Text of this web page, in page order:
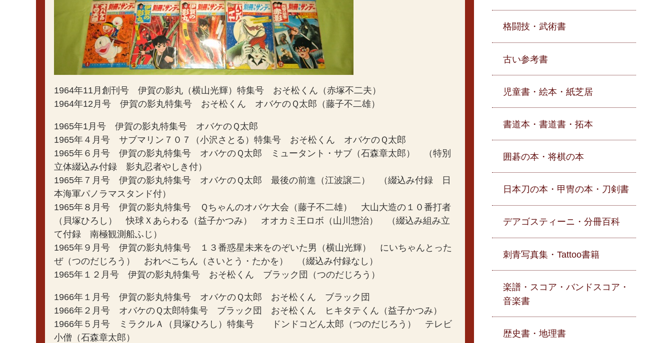
1964年11月創刊号 伊賀の影丸（横山光輝）特集号 おそ松くん（赤塚不二夫）
1964年12月号 伊賀の影丸特集号 おそ松くん オバケのＱ太郎（藤子不二雄）
1965年1月号 伊賀の影丸特集号 オバケのＱ太郎
1965年４月号 サブマリン７０７（小沢さとる）特集号 おそ松くん オバケのＱ太郎
1965年６月号 伊賀の影丸特集号 オバケのＱ太郎 ミュータント・サブ（石森章太郎） （特別
立体綴込み付録 影丸忍者やしき付）
1965年７月号 伊賀の影丸特集号 オバケのＱ太郎 最後の前進（江波譲二） （綴込み付録 日
本海軍パノラマスタンド付）
1965年８月号 伊賀の影丸特集号 Ｑちゃんのオバケ大会（藤子不二雄） 大山大造の１０番打者
（貝塚ひろし） 快球Ｘあらわる（益子かつみ） オオカミ王ロボ（山川惣治） （綴込み組み立
て付録 南極観測船ふじ）
1965年９月号 伊賀の影丸特集号 １３番惑星未来をのぞいた男（横山光輝） にいちゃんとった
ぜ（つのだじろう） おれべこちん（さいとう・たかを） （綴込み付録なし）
1965年１２月号 伊賀の影丸特集号 おそ松くん ブラック団（つのだじろう）
1966年１月号 伊賀の影丸特集号 オバケのＱ太郎 おそ松くん ブラック団
1966年２月号 オバケのＱ太郎特集号 ブラック団 おそ松くん ヒキタテくん（益子かつみ）
1966年５月号 ミラクルＡ（貝塚ひろし）特集号 ドンドコどん太郎（つのだじろう） テレビ
小僧（石森章太郎）
格闘技・武術書
古い参考書
児童書・絵本・紙芝居
書道本・書道書・拓本
囲碁の本・将棋の本
日本刀の本・甲冑の本・刀剣書
デアゴスティーニ・分冊百科
刺青写真集・Tattoo書籍
楽譜・スコア・バンドスコア・
音楽書
歴史書・地理書